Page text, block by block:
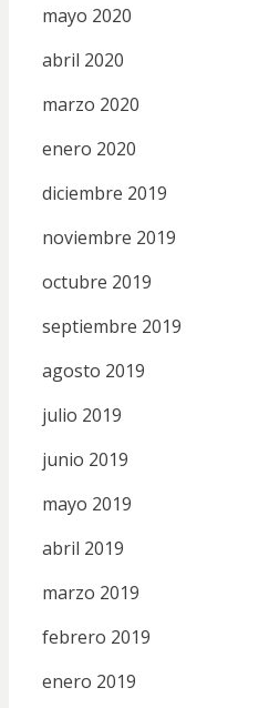
mayo 2020
abril 2020
marzo 2020
enero 2020
diciembre 2019
noviembre 2019
octubre 2019
septiembre 2019
agosto 2019
julio 2019
junio 2019
mayo 2019
abril 2019
marzo 2019
febrero 2019
enero 2019